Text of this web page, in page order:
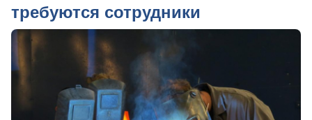
требуются сотрудники